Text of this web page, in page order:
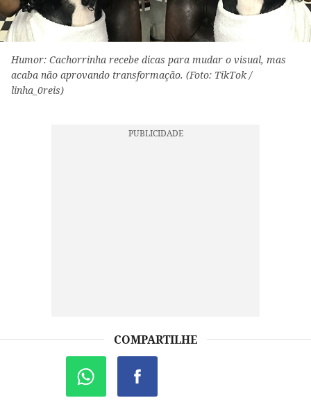
Humor: Cachorrinha recebe dicas para mudar o visual, mas
acaba não aprovando transformação. (Foto: TikTok /
linha_0reis)
COMPARTILHE